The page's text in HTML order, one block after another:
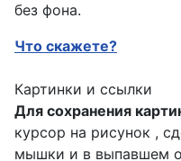
без фона.
Что скажете?
Картинки и ссылки
Для сохранения
курсор на рисунок ,
мышки и в выпавшем